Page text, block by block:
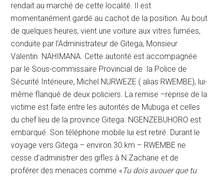
rendait au marché de cette localité. Il est
momentanément gardé au cachot de la position. Au bout
de quelques heures, vient une voiture aux vitres fumées,
conduite par l’Administrateur de Gitega, Monsieur
Valentin NAHIMANA. Cette autorité est accompagnée
par le Sous-commissaire Provincial de la Police de
Sécurité Intérieure, Michel NURWEZE ( alias RWEMBE), lui-
même flanqué de deux policiers. La remise –reprise de la
victime est faite entre les autorités de Mubuga et celles
du chef lieu de la province Gitega. NGENZEBUHORO est
embarqué. Son téléphone mobile lui est retiré. Durant le
voyage vers Gitega – environ 30 km – RWEMBE ne
cesse d’administrer des gifles à N.Zacharie et de
proférer des menaces comme «Tu dois avouer que tu